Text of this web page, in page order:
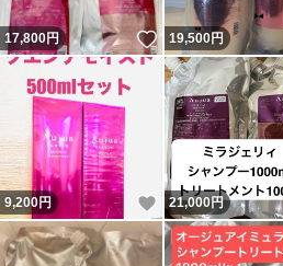
17,800円 いいね！
19,500円
9,200円 いいね！
21,000円